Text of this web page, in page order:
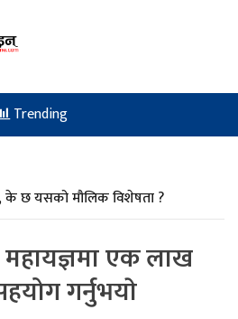
Trending
के छ यसको मौलिक विशेषता ?
एक लाख
गर्नुभयाे